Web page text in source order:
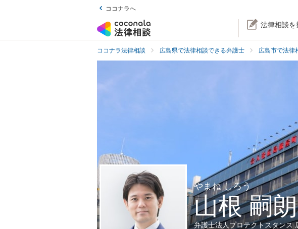
ココナラへ
法律相談を
ココナラ法律相談 広島県で法律相談できる弁護士 広島市で法律
やまね しろう
山根 嗣朗
弁護士法人プロテクトスタンス